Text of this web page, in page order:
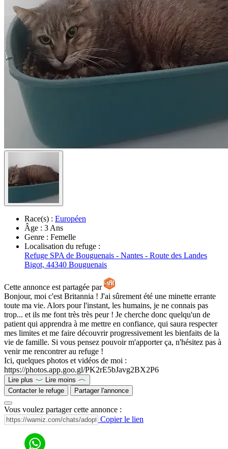
Race(s) : Européen
Âge : 3 Ans
Genre : Femelle
Localisation du refuge :
Refuge SPA de Bouguenais - Nantes - Route des Landes
Bigot, 44340 Bouguenais
Cette annonce est partagée par
Bonjour, moi c'est Britannia ! J'ai sûrement été une minette errante
toute ma vie. Alors pour l'instant, les humains, je ne connais pas
trop... et ils me font très très peur ! Je cherche donc quelqu'un de
patient qui apprendra à me mettre en confiance, qui saura respecter
mes limites et me faire découvrir progressivement les bienfaits de la
vie de famille. Si vous pensez pouvoir m'apporter ça, n'hésitez pas à
venir me rencontrer au refuge !
Ici, quelques photos et vidéos de moi :
https://photos.app.goo.gl/PK2rE5bJavg2BX2P6
Lire plus
Lire moins
Contacter le refuge
Partager l'annonce
Vous voulez partager cette annonce :
Copier le lien